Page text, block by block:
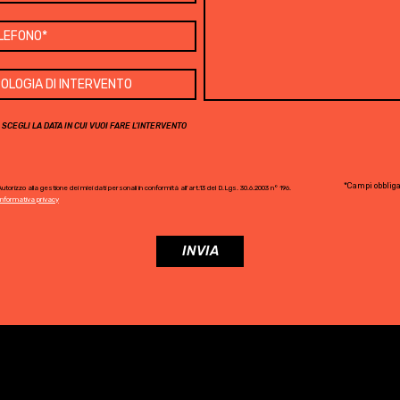
SCEGLI LA DATA IN CUI VUOI FARE L'INTERVENTO
alla gestione dei miei dati personali in conformità all'art.13 del D.Lgs. 30.6.2003 n° 196.
privacy
*Campi